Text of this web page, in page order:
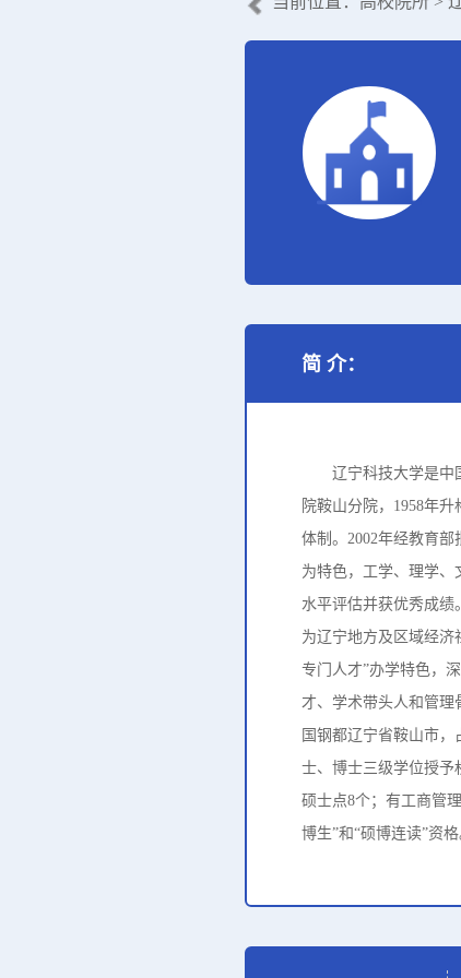
简 介：
辽宁科技大学是中国
院鞍山分院，1958年
体制。2002年经教育
为特色，工学、理学、
水平评估并获优秀成绩
为辽宁地方及区域经济
专门人才”办学特色，
才、学术带头人和管
国钢都辽宁省鞍山市
士、博士三级学位授予
硕士点8个；有工商管
博生”和“硕博连读”资